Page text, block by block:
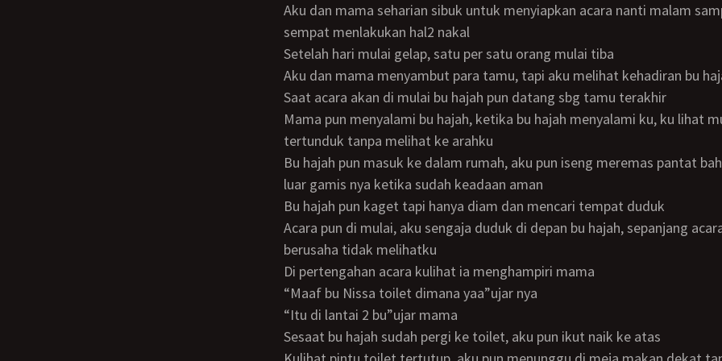
Aku dan mama seharian sibuk untuk menyiapkan acara nanti malam sampai tak
sempat menlakukan hal2 nakal
Setelah hari mulai gelap, satu per satu orang mulai tiba
Aku dan mama menyambut para tamu, tapi aku melihat kehadiran bu
Saat acara akan di mulai bu hajah pun datang sbg tamu terakhir
Mama pun menyalami bu hajah, ketika bu hajah menyalami ku, ku lihat muka nya
tertunduk tanpa melihat ke arahku
Bu hajah pun masuk ke dalam rumah, aku pun iseng meremas pantat bahenol dari
luar gamis nya ketika sudah keadaan aman
Bu hajah pun kaget tapi hanya diam dan mencari tempat duduk
Acara pun di mulai, aku sengaja duduk di depan bu hajah, sepanjang acara ku lihat ia
berusaha tidak melihatku
Di pertengahan acara kulihat ia menghampiri mama
“Maaf bu Nissa toilet dimana yaa”ujar nya
“Itu di lantai 2 bu”ujar mama
Sesaat bu hajah sudah pergi ke toilet, aku pun ikut naik ke atas